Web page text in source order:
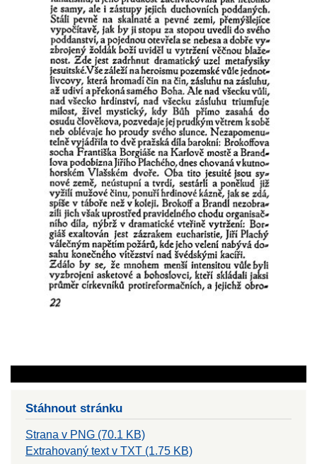
Stáhnout stránku
Strana v PNG (70.1 KB)
Extrahovaný text v TXT (1.75 KB)